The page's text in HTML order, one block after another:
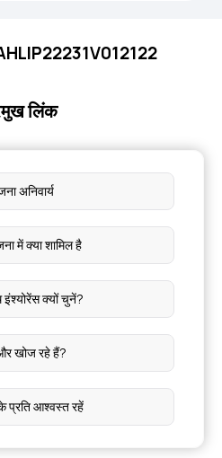
लिंक
अनिवार्य
में क्या शामिल है
इंश्योरेंस क्यों चुनें?
खोज रहे हैं?
प्रति आश्वस्त रहें